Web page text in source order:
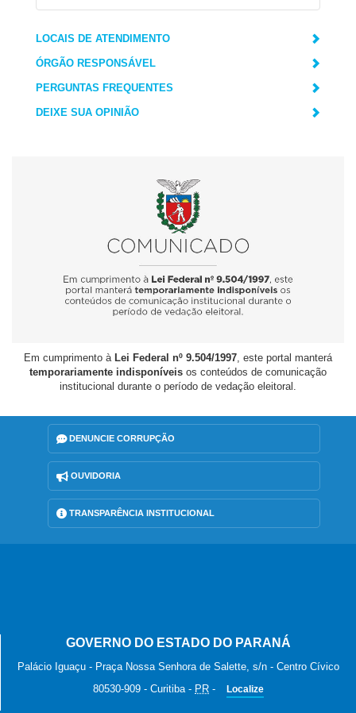
LOCAIS DE ATENDIMENTO
ÓRGÃO RESPONSÁVEL
PERGUNTAS FREQUENTES
DEIXE SUA OPINIÃO
Em cumprimento à Lei Federal nº 9.504/1997, este portal manterá
temporariamente indisponíveis os conteúdos de comunicação
institucional durante o período de vedação eleitoral.
DENUNCIE CORRUPÇÃO
OUVIDORIA
TRANSPARÊNCIA INSTITUCIONAL
GOVERNO DO ESTADO DO PARANÁ
Palácio Iguaçu - Praça Nossa Senhora de Salette, s/n - Centro Cívico
80530-909 - Curitiba- PR - Localize